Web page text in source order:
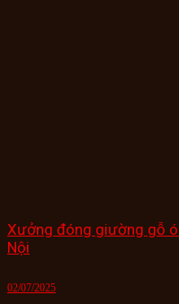
Xưởng đóng giường gỗ
Nội
02/07/2025